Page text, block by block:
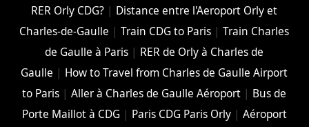
RER Orly CDG? | Distance entre l'Aeroport Orly et
Charles-de-Gaulle |Train CDG to Paris |Train Charles
de Gaulle à Paris | RER de Orly à Charles de
Gaulle | How to Travel from Charles de Gaulle Airport
to Paris |Aller à Charles de Gaulle Aéroport | Bus de
Porte Maillot à CDG | Paris CDG Paris Orly| Aéroport